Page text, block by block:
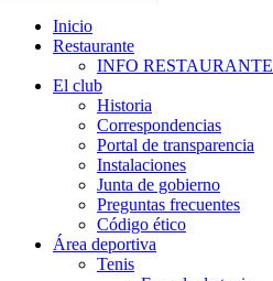
Inicio
Restaurante
INFO RESTAURANTE
El club
Historia
Correspondencias
Portal de transparencia
Instalaciones
Junta de gobierno
Preguntas frecuentes
Código ético
Área deportiva
Tenis